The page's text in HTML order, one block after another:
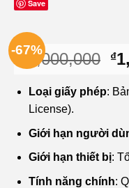
Save
-67%
₫ 3,000,000
là:
₫
Loại giấy phép:
License).
Giới hạn người
Giới hạn thiết bị:
Tính năng chính: